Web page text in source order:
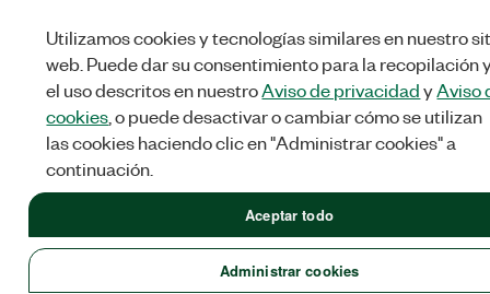
Utilizamos cookies y tecnologías similares en nuestro
web. Puede dar su consentimiento para la recopilación
el uso descritos en nuestroAviso de privacidadyAviso
cookies , o puede desactivar o cambiar cómo se utilizan
las cookies haciendo clic en "Administrar cookies" a
continuación.
Administrar cookies
Aceptar todo